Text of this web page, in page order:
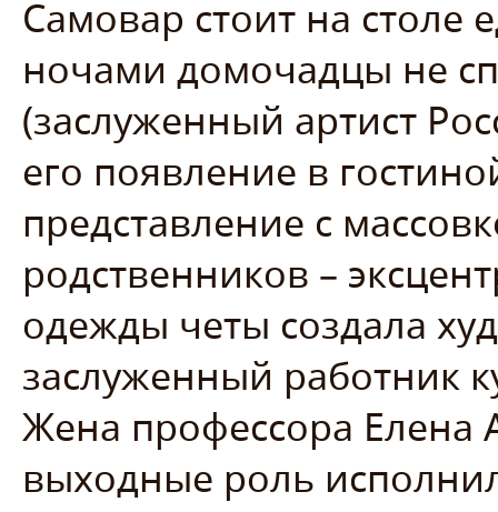
Самовар стоит на столе
ночами домочадцы не
(заслуженный артист
его появление в
представление с
родственников –
одежды четы создала
заслуженный работник
Жена профессора Елена
выходные роль